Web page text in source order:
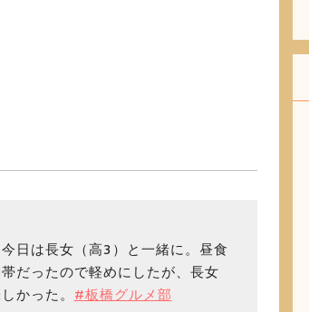
日は長女（高3）と一緒に。昼食
だったので軽めにしたが、長女
かった。 #板橋グルメ部